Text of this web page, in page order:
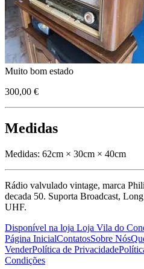
Muito bom estado
300,00 €
Medidas
Medidas: 62cm × 30cm × 40cm
Rádio valvulado vintage, marca
decada 50. Suporta Broadcast,
UHF.
Disponível na loja Loja Vila do
Página InicialContatosSobre Nós
VenderPolítica de Privacidade
Condições